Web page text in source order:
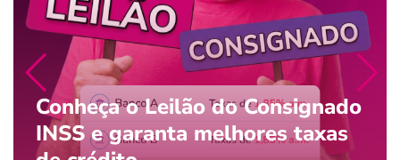
Conheça o Leilão do Consignado
INSS e garanta melhores taxas